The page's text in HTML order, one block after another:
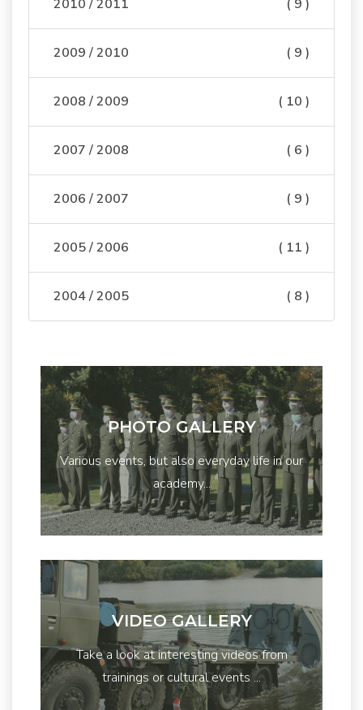
2010 / 2011 ( 9 )
2009 / 2010 ( 9 )
2008 / 2009 ( 10 )
2007 / 2008 ( 6 )
2006 / 2007 ( 9 )
2005 / 2006 ( 11 )
2004 / 2005 ( 8 )
PHOTO GALLERY
Various events, but also everyday life in our
academy...
VIDEO GALLERY
Take a look at interesting videos from
trainings or cultural events ...